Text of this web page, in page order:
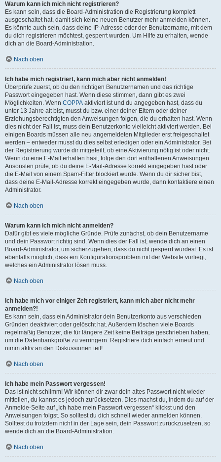
Warum kann ich mich nicht registrieren?
Es kann sein, dass die Board-Administration die Registrierung komplett
ausgeschaltet hat, damit sich keine neuen Benutzer mehr anmelden können.
Es könnte auch sein, dass deine IP-Adresse oder der Benutzername, mit dem
du dich registrieren möchtest, gesperrt wurden. Um Hilfe zu erhalten, wende
dich an die Board-Administration.
Nach oben
Ich habe mich registriert, kann mich aber nicht anmelden!
Überprüfe zuerst, ob du den richtigen Benutzernamen und das richtige
Passwort eingegeben hast. Wenn diese stimmen, dann gibt es zwei
Möglichkeiten. Wenn COPPA aktiviert ist und du angegeben hast, dass du
unter 13 Jahre alt bist, musst du bzw. einer deiner Eltern oder deiner
Erziehungsberechtigten den Anweisungen folgen, die du erhalten hast. Wenn
dies nicht der Fall ist, muss dein Benutzerkonto vielleicht aktiviert werden. Bei
einigen Boards müssen alle neu angemeldeten Mitglieder erst freigeschaltet
werden – entweder musst du dies selbst erledigen oder ein Administrator. Bei
der Registrierung wurde dir mitgeteilt, ob eine Aktivierung nötig ist oder nicht.
Wenn du eine E-Mail erhalten hast, folge den dort enthaltenen Anweisungen.
Ansonsten prüfe, ob du deine E-Mail-Adresse korrekt eingegeben hast oder
die E-Mail von einem Spam-Filter blockiert wurde. Wenn du dir sicher bist,
dass deine E-Mail-Adresse korrekt eingegeben wurde, dann kontaktiere einen
Administrator.
Nach oben
Warum kann ich mich nicht anmelden?
Dafür gibt es viele mögliche Gründe. Prüfe zunächst, ob dein Benutzername
und dein Passwort richtig sind. Wenn dies der Fall ist, wende dich an einen
Board-Administrator, um sicherzugehen, dass du nicht gesperrt wurdest. Es ist
ebenfalls möglich, dass ein Konfigurationsproblem mit der Website vorliegt,
welches ein Administrator lösen muss.
Nach oben
Ich habe mich vor einiger Zeit registriert, kann mich aber nicht mehr
anmelden?!
Es kann sein, dass ein Administrator dein Benutzerkonto aus verschieden
Gründen deaktiviert oder gelöscht hat. Außerdem löschen viele Boards
regelmäßig Benutzer, die für längere Zeit keine Beiträge geschrieben haben,
um die Datenbankgröße zu verringern. Registriere dich einfach erneut und
nimm aktiv an den Diskussionen teil!
Nach oben
Ich habe mein Passwort vergessen!
Das ist nicht schlimm! Wir können dir zwar dein altes Passwort nicht wieder
mitteilen, du kannst es jedoch zurücksetzen. Dies machst du, indem du auf der
Anmelde-Seite auf „Ich habe mein Passwort vergessen“ klickst und den
Anweisungen folgst. So solltest du dich schnell wieder anmelden können.
Solltest du trotzdem nicht in der Lage sein, dein Passwort zurückzusetzen, so
wende dich an die Board-Administration.
Nach oben